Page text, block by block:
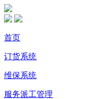
首页
订货系统
维保系统
服务派工管理